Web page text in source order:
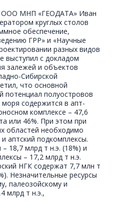
ООО МНП «ГЕОДАТА» Иван
круглых столов
обеспечение,
ГРР» и «Научные
разных видов
выступил с докладом
залежей и объектов
Сибирской
что основной
потенциал полуостровов
содержится в апт-
комплексе – 47,6
или 46%. При этом при
областей необходимо
аптский подкомплексы.
18,7 млрд т н.э. (18%) и
– 17,2 млрд т н.э.
НГК содержат 7,7 млн т
Незначительные ресурсы
палеозойскому и
млрд т н.э.,